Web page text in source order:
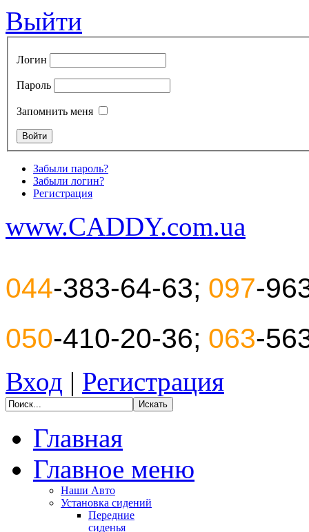
Выйти
Логин
Пароль
Запомнить меня
Забыли пароль?
Забыли логин?
Регистрация
www.CADDY.com.ua
044-383-64-63; 097-
050-410-20-36; 063-
Вход | Регистрация
Главная
Главное меню
Наши Авто
Установка сидений
Передние
сиденья